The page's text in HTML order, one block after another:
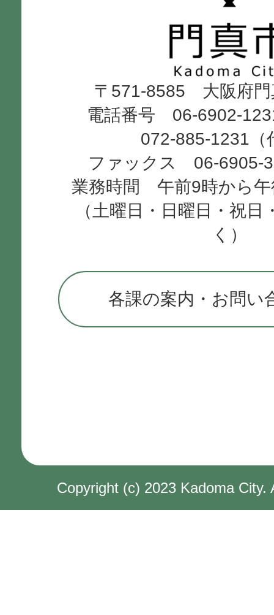
市
Kadoma
City
〒571-8585 大阪府門
電話番号 06-6902-
072-885-1231（
ファックス 06-6905-
業務時間 午前9時から午
（土曜日・日曜日・祝日
く）
各課の案内・お問い
Copyright (c) 2023 Kadoma City.